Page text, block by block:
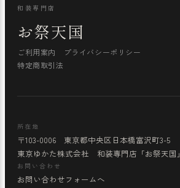
和装専門店
お祭天国
ご利用案内
特定商取引法
プライバシーポリシー
所在地
〒103-0006 東京都中央区日本橋富沢町3-5
東京ゆかた株式会社 和装専門店「お祭天国」
お問い合わせ
お問い合わせフォームへ